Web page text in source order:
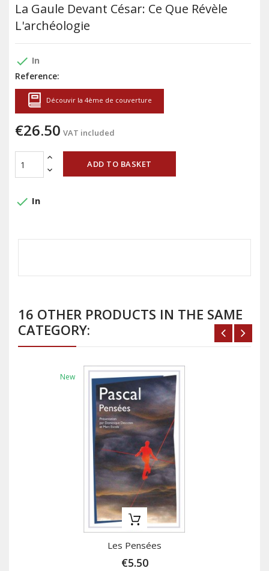
La Gaule Devant César: Ce Que Révèle
L'archéologie
done In
Reference:
Découvir la 4ème de couverture
€26.50 VAT included
ADD TO BASKET
done In
16 OTHER PRODUCTS IN THE SAME
CATEGORY:
New
Les Pensées
€5.50